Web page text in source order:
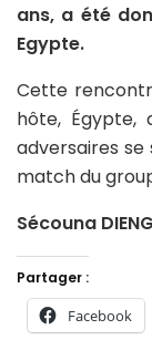
ans, a été
Egypte.
Cette
hôte, Égypte,
adversaires se
match du
Sécouna DIENG
Partager :
Facebook